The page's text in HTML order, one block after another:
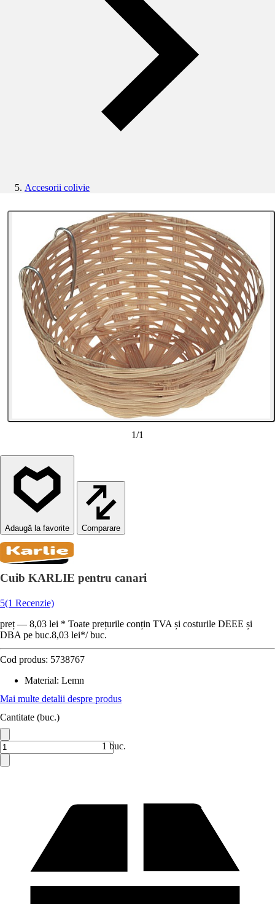
Accesorii colivie
1/1
Comparare
Cuib KARLIE pentru canari
5(1 Recenzie)
preț — 8,03 lei * Toate prețurile conțin TVA și costurile DEEE și
DBA pe buc.8,03 lei*/ buc.
Cod produs: 5738767
Material: Lemn
Mai multe detalii despre produs
Cantitate (buc.)
1 buc.